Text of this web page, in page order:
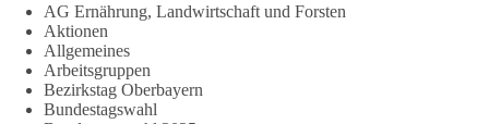
AG Ernährung, Landwirtschaft und Forsten
Aktionen
Allgemeines
Arbeitsgruppen
Bezirkstag Oberbayern
Bundestagswahl